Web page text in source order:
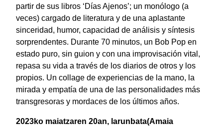
partir de sus libros ‘Días Ajenos’; un monólogo (a
veces) cargado de literatura y de una aplastante
sinceridad, humor, capacidad de análisis y síntesis
sorprendentes. Durante 70 minutos, un Bob Pop en
estado puro, sin guion y con una improvisación vital,
repasa su vida a través de los diarios de otros y los
propios. Un collage de experiencias de la mano, la
mirada y empatía de una de las personalidades más
transgresoras y mordaces de los últimos años.
2023ko maiatzaren 20an, larunbata(Amaia